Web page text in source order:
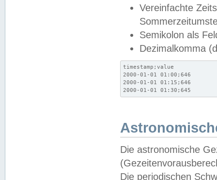
Vereinfachte
Semikolon als
Dezimalkomma
timestamp;value
2000-01-01 01:00;646
2000-01-01 01:15;646
2000-01-01 01:30;645
Die astronomische
Die periodischen